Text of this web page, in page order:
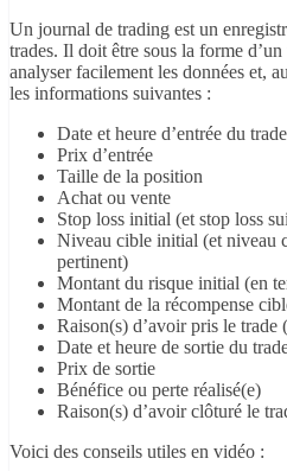
Un journal de trading est un
trades. Il doit être sous la forme
analyser facilement les données et,
les informations suivantes :
Date et heure d’entrée du trade
Prix d’entrée
Taille de la position
Achat ou vente
Stop loss initial (et stop loss
Niveau cible initial (et niveau
pertinent)
Montant du risque initial (en
Montant de la récompense
Raison(s) d’avoir pris le trade
Date et heure de sortie du
Prix de sortie
Bénéfice ou perte réalisé(e)
Raison(s) d’avoir clôturé le
Voici des conseils utiles en vidéo :